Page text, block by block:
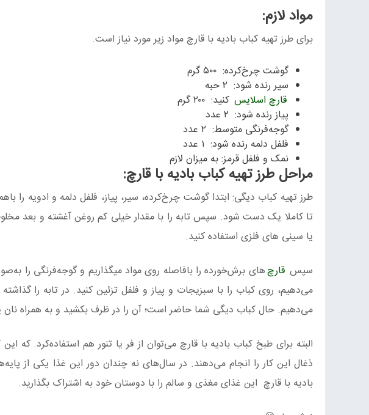
مواد لازم:
برای طرز تهیه کباب بادیه با قارچ مواد زیر مورد نیاز است.
گوشت چرخ‌کرده: ۵۰۰ گرم
سیر رنده شود: ۲ حبه
قارچ اسلایس کنید: ۲۰۰ گرم
پیاز رنده شود: ۲ عدد
گوجه‌فرنگی متوسط: ۲ عدد
فلفل دلمه رنده شود: ۱ عدد
نمک و فلفل قرمز: به میزان لازم
مراحل طرز تهیه کباب بادیه با قارچ:
طرز تهیه کباب دیگی: ابتدا گوشت چرخ‌کرده، سیر، پیاز، فلفل دلمه و ادویه را
تا کاملا یک دست شود. سپس تابه را با مقدار خیلی کم‌ روغن آغشته و بعد
یا سینی های فلزی استفاده کنید.
سپس قارچ‌های برش‌خورده را بافاصله روی مواد میگذاریم و گوجه‌فرنگی را
می‌دهیم. حال کباب دیگی شما حاضر است؛ آن را در ظرف بکشید و به همراه نان
البته برای طبخ کباب بادیه با قارچ می‌توان از فر یا تنور هم استفاده‌کرد.
ذغال این کار را انجام می‌دهند. در سال‌های نه چندان دور این غذا یکی از
بادیه با قارچ این غذای مغذی و سالم را با دوستان خود به اشتراک بگذارید.